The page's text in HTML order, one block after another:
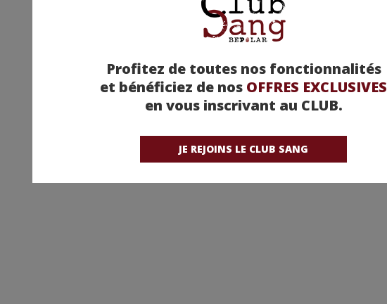
Profitez de toutes nos fonctionnalités
et bénéficiez de nos OFFRES EXCLUSIVES
en vous inscrivant au CLUB.
JE REJOINS LE CLUB SANG